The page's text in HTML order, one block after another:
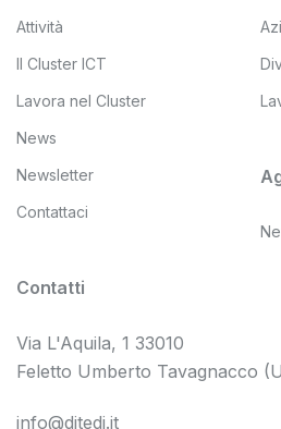
Attività
Il Cluster ICT
Lavora nel Cluster
News
Newsletter
Contattaci
Contatti
Via L'Aquila, 1 33010
Feletto Umberto Tavagnacco
info@ditedi.it